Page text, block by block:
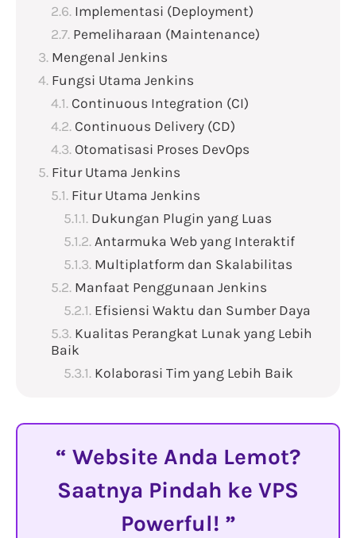
Implementasi (Deployment)
Pemeliharaan (Maintenance)
Mengenal Jenkins
Fungsi Utama Jenkins
Continuous Integration (CI)
Continuous Delivery (CD)
Otomatisasi Proses DevOps
Fitur Utama Jenkins
Fitur Utama Jenkins
Dukungan Plugin yang Luas
Antarmuka Web yang Interaktif
Multiplatform dan Skalabilitas
Manfaat Penggunaan Jenkins
Efisiensi Waktu dan Sumber Daya
Kualitas Perangkat Lunak yang Lebih
Baik
Kolaborasi Tim yang Lebih Baik
Website Anda Lemot?
Saatnya Pindah ke VPS
Powerful!